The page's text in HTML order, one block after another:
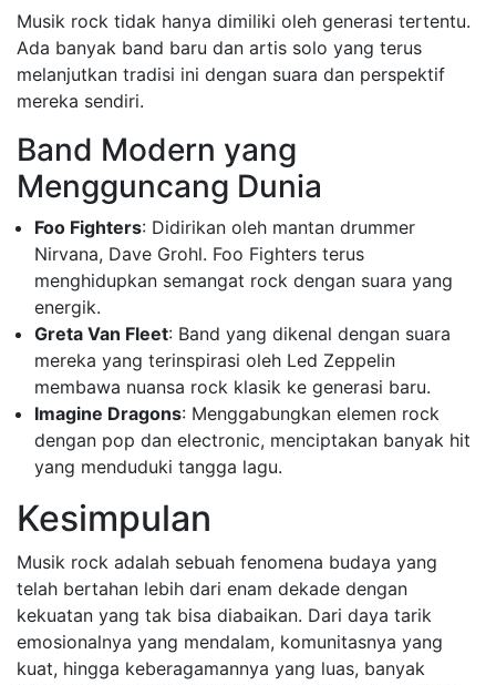
Musik rock tidak hanya dimiliki oleh generasi tertentu.
Ada banyak band baru dan artis solo yang terus
melanjutkan tradisi ini dengan suara dan perspektif
mereka sendiri.
Band Modern yang
Mengguncang Dunia
Foo Fighters: Didirikan oleh mantan drummer
Nirvana, Dave Grohl. Foo Fighters terus
menghidupkan semangat rock dengan suara yang
energik.
Greta Van Fleet: Band yang dikenal dengan suara
mereka yang terinspirasi oleh Led Zeppelin
membawa nuansa rock klasik ke generasi baru.
Imagine Dragons: Menggabungkan elemen rock
dengan pop dan electronic, menciptakan banyak hit
yang menduduki tangga lagu.
Kesimpulan
Musik rock adalah sebuah fenomena budaya yang
telah bertahan lebih dari enam dekade dengan
kekuatan yang tak bisa diabaikan. Dari daya tarik
emosionalnya yang mendalam, komunitasnya yang
kuat, hingga keberagamannya yang luas, banyak